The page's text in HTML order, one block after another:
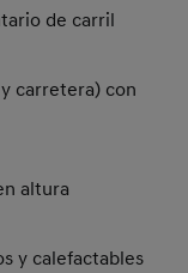
de carril
carretera) con
altura
y calefactables